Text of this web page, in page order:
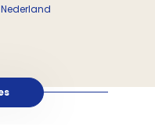
Nederland